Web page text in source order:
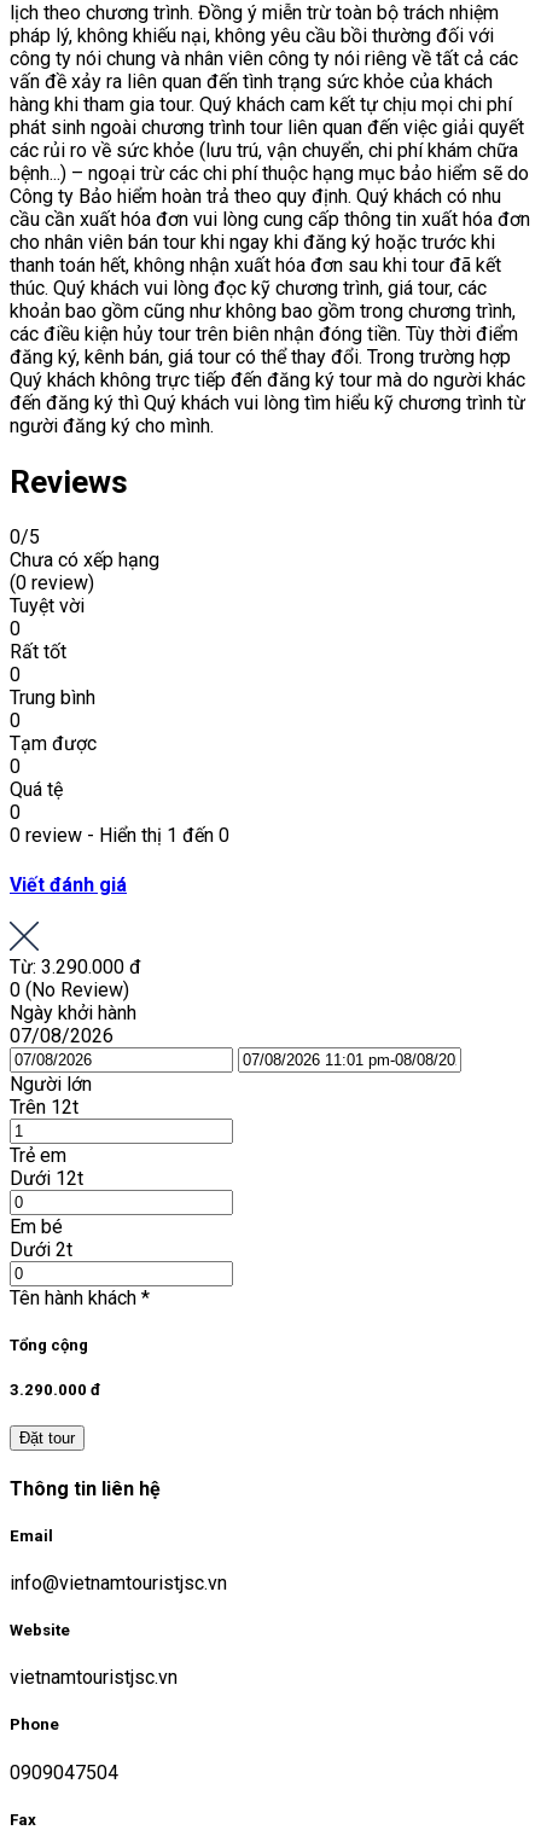
lịch theo chương trình. Đồng ý miễn trừ toàn bộ trách nhiệm
pháp lý, không khiếu nại, không yêu cầu bồi thường đối với
công ty nói chung và nhân viên công ty nói riêng về tất cả các
vấn đề xảy ra liên quan đến tình trạng sức khỏe của khách
hàng khi tham gia tour. Quý khách cam kết tự chịu mọi chi phí
phát sinh ngoài chương trình tour liên quan đến việc giải quyết
các rủi ro về sức khỏe (lưu trú, vận chuyển, chi phí khám chữa
bệnh...) – ngoại trừ các chi phí thuộc hạng mục bảo hiểm sẽ do
Công ty Bảo hiểm hoàn trả theo quy định. Quý khách có nhu
cầu cần xuất hóa đơn vui lòng cung cấp thông tin xuất hóa đơn
cho nhân viên bán tour khi ngay khi đăng ký hoặc trước khi
thanh toán hết, không nhận xuất hóa đơn sau khi tour đã kết
thúc. Quý khách vui lòng đọc kỹ chương trình, giá tour, các
khoản bao gồm cũng như không bao gồm trong chương trình,
các điều kiện hủy tour trên biên nhận đóng tiền. Tùy thời điểm
đăng ký, kênh bán, giá tour có thể thay đổi. Trong trường hợp
Quý khách không trực tiếp đến đăng ký tour mà do người khác
đến đăng ký thì Quý khách vui lòng tìm hiểu kỹ chương trình từ
người đăng ký cho mình.
Reviews
0/5
Chưa có xếp hạng
(0 review)
Tuyệt vời
0
Rất tốt
0
Trung bình
0
Tạm được
0
Quá tệ
0
0 review - Hiển thị 1 đến 0
Viết đánh giá
Từ: 3.290.000 đ
0 (No Review)
Ngày khởi hành
07/08/2026
Người lớn
Trên 12t
Trẻ em
Dưới 12t
Em bé
Dưới 2t
Tên hành khách *
Tổng cộng
3.290.000 đ
Đặt tour
Thông tin liên hệ
Email
info@vietnamtouristjsc.vn
Website
vietnamtouristjsc.vn
Phone
0909047504
Fax